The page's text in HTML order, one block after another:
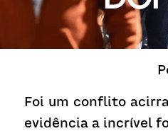
Receba
Foi um conflito
evidência a incrível